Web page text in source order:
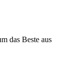
das Beste aus